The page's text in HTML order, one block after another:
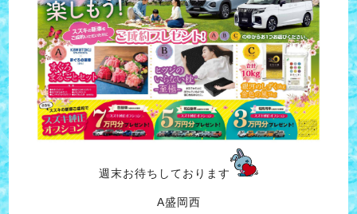
週末お待ちしております
A盛岡西